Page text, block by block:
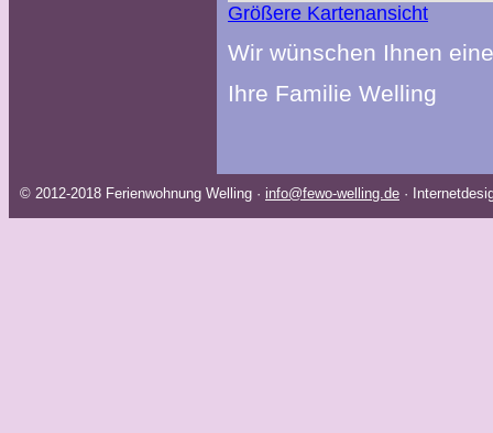
Größere Kartenansicht
Wir wünschen Ihnen
Ihre Familie Welling
© 2012-2018 Ferienwohnung Welling · info@fewo-welling.de ·